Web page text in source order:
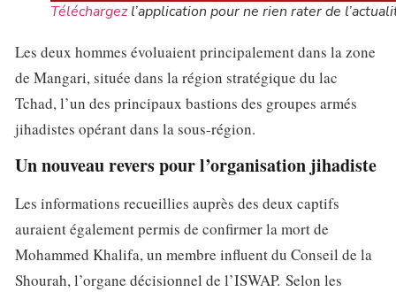
Téléchargezl’application pour ne rien rater de
Les deux hommes évoluaient principalement dans la zone
de Mangari, située dans la région stratégique du lac
Tchad, l’un des principaux bastions des groupes armés
jihadistes opérant dans la sous-région.
Un nouveau revers pour l’organisation jihadiste
Les informations recueillies auprès des deux captifs
auraient également permis de confirmer la mort de
Mohammed Khalifa, un membre influent du Conseil de la
Shourah, l’organe décisionnel de l’ISWAP. Selon les